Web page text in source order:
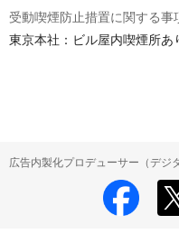
受動喫煙防止措置に関する事
東京本社：ビル屋内喫煙所あ
広告内製化プロデューサー（デジ